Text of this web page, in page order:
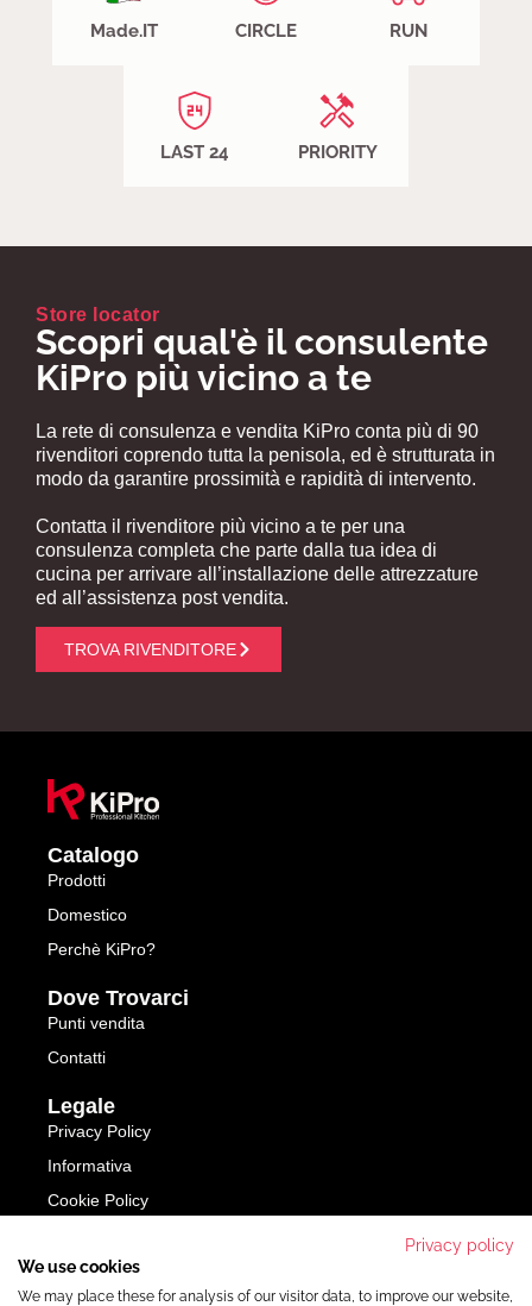
Made.IT CIRCLE RUN
LAST 24 PRIORITY
Store locator
Scopri qual'è il consulente
KiPro più vicino a te
La rete di consulenza e vendita KiPro conta più di 90
rivenditori coprendo tutta la penisola, ed è strutturata in
modo da garantire prossimità e rapidità di intervento.
Contatta il rivenditore più vicino a te per una
consulenza completa che parte dalla tua idea di
cucina per arrivare all’installazione delle attrezzature
ed all’assistenza post vendita.
TROVA RIVENDITORE
Catalogo
Prodotti
Domestico
Perchè KiPro?
Dove Trovarci
Punti vendita
Contatti
Legale
Privacy Policy
Informativa
Cookie Policy
SFOGLIA IL CATALOGO
Privacy policy
We use cookies
We may place these for analysis of our visitor data, to improve our website,